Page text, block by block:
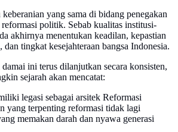
yang sama di bidang penegakan
politik. Sebab kualitas institusi-
akhirnya menentukan keadilan, kepastian
tingkat kesejahteraan bangsa Indonesia.
ini terus dilanjutkan secara konsisten,
sejarah akan mencatat:
legasi sebagai arsitek Reformasi
yang terpenting reformasi tidak lagi
memakan darah dan nyawa generasi